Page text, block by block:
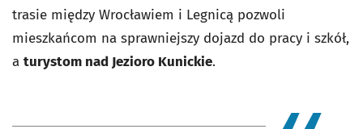
trasie między Wrocławiem i Legnicą pozwoli
mieszkańcom na sprawniejszy dojazd do pracy i szkół,
a turystom nad Jezioro Kunickie.